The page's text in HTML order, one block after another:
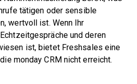
tätigen oder sensible
wertvoll ist. Wenn Ihr
und deren
ist, bietet Freshsales eine
monday CRM nicht erreicht.